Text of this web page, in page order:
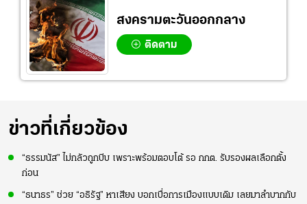
สงครามตะวันออกกลาง
ติดตาม
ข่าวที่เกี่ยวข้อง
“ธรรมนัส” ไม่กลัวถูกบีบ เพราะพร้อมตอบโต้ รอ กกต. รับรองผลเลือกตั้ง
ก่อน
“ธนาธร” ช่วย “อธิรัฐ” หาเสียง บอกเบื่อการเมืองแบบเดิม เลยมาลำบากกับ